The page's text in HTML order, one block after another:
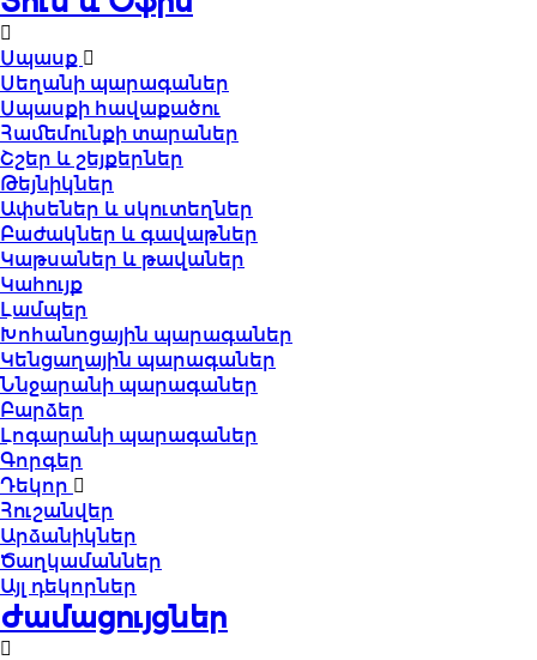
Սպասք
Սեղանի պարագաներ
Սպասքի հավաքածու
Համեմունքի տարաներ
Շշեր և շեյքերներ
Թեյնիկներ
Ափսեներ և սկուտեղներ
Բաժակներ և գավաթներ
Կաթսաներ և թավաներ
Կահույք
Լամպեր
Խոհանոցային պարագաներ
Կենցաղային պարագաներ
Ննջարանի պարագաներ
Բարձեր
Լոգարանի պարագաներ
Գորգեր
Դեկոր
Հուշանվեր
Արձանիկներ
Ծաղկամաններ
Այլ դեկորներ
Ժամացույցներ